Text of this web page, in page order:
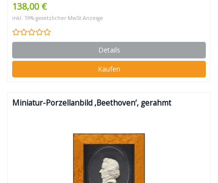
138,00 €
inkl. 19% gesetzlicher MwSt.Anzeige
Details
Kaufen
Miniatur-Porzellanbild ‚Beethoven‘, gerahmt